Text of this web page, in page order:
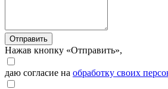
Отправить
Нажав кнопку «Отправить»,
даю согласие на обработку своих